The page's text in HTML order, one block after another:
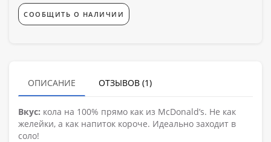
СООБЩИТЬ О НАЛИЧИИ
ОПИСАНИЕ ОТЗЫВОВ (1)
Вкус: кола на 100% прямо как из McDonald’s. Не как
желейки, а как напиток короче. Идеально заходит в
соло!